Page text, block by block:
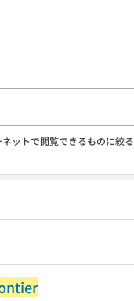
ットで閲覧できるものに絞る